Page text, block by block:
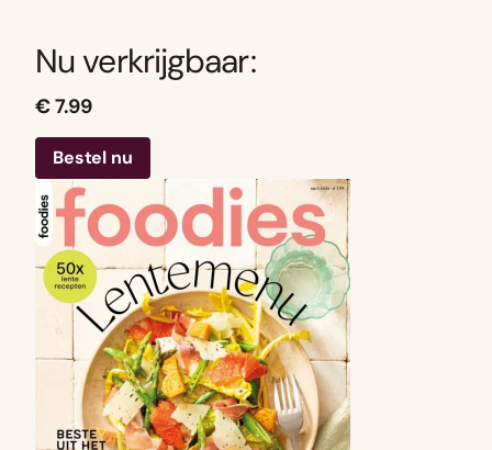
Nu verkrijgbaar:
€ 7.99
Bestel nu